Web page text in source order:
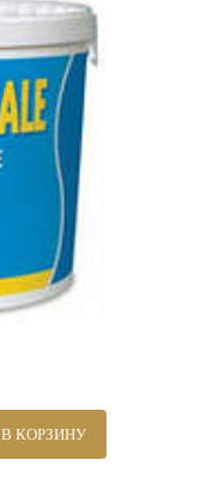
В КОРЗИНУ